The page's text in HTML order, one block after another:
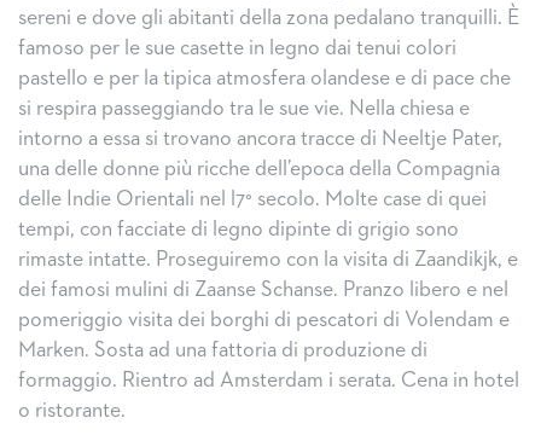
sereni e dove gli abitanti della zona pedalano tranquilli. È
famoso per le sue casette in legno dai tenui colori
pastello e per la tipica atmosfera olandese e di pace che
si respira passeggiando tra le sue vie. Nella chiesa e
intorno a essa si trovano ancora tracce di Neeltje Pater,
una delle donne più ricche dell’epoca della Compagnia
delle Indie Orientali nel l7° secolo. Molte case di quei
tempi, con facciate di legno dipinte di grigio sono
rimaste intatte. Proseguiremo con la visita di Zaandikjk, e
dei famosi mulini di Zaanse Schanse. Pranzo libero e nel
pomeriggio visita dei borghi di pescatori di Volendam e
Marken. Sosta ad una fattoria di produzione di
formaggio. Rientro ad Amsterdam i serata. Cena in hotel
o ristorante.